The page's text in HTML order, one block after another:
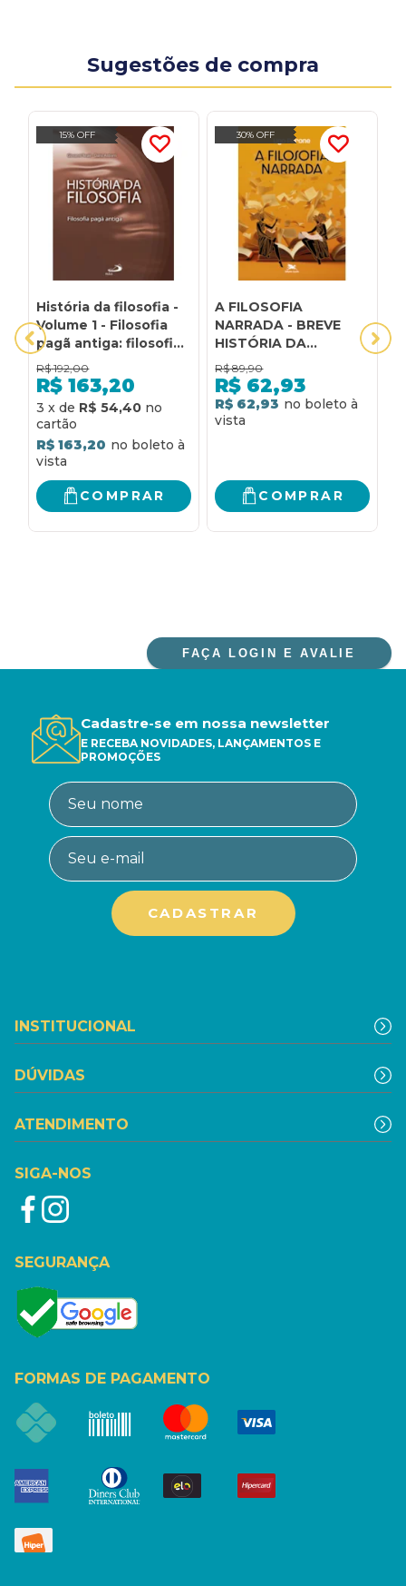
Sugestões de compra
15% OFF
História da filosofia -
Volume 1 - Filosofia
pagã antiga: filosofia
pagã antiga
R$ 192,00
R$ 163,20
3 x de R$ 54,40
R$ 163,20
COMPRAR
30% OFF
A FILOSOFIA
NARRADA - BREVE
HISTÓRIA DA
FILOSOFIA
R$ 89,90
R$ 62,93
R$ 62,93
COMPRAR
FAÇA LOGIN E AVALIE
Cadastre-se em nossa newsletter
E RECEBA NOVIDADES, LANÇAMENTOS E
PROMOÇÕES
INSTITUCIONAL
DÚVIDAS
ATENDIMENTO
SIGA-NOS
SEGURANÇA
FORMAS DE PAGAMENTO